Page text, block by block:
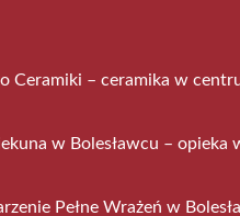
Ceramiki – ceramika w
w Bolesławcu – opieka
Pełne Wrażeń w